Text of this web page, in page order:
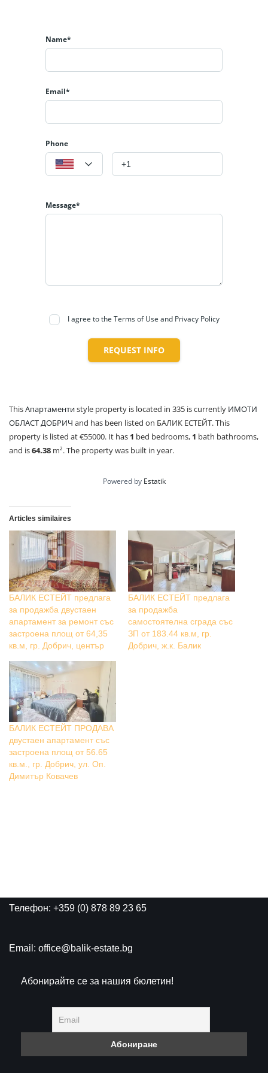
Name*
Email*
Phone
Message*
I agree to the Terms of Use and Privacy Policy
REQUEST INFO
ThisАпартаментиstyle property is located in 335 is currently ИМОТИ
ОБЛАСТ ДОБРИЧ and has been listed on БАЛИК ЕСТЕЙТ. This
property is listed at €55000. It has 1 bed bedrooms, 1 bath bathrooms,
and is64.38 m². The property was built in year.
Powered by Estatik
Articles similaires
БАЛИК ЕСТЕЙТ предлага
за продажба двустаен
апартамент за ремонт със
застроена площ от 64,35
кв.м, гр. Добрич, център
БАЛИК ЕСТЕЙТ предлага
за продажба
самостоятелна сграда със
ЗП от 183.44 кв.м, гр.
Добрич, ж.к. Балик
БАЛИК ЕСТЕЙТ ПРОДАВА
двустаен апартамент със
застроена площ от 56.65
кв.м., гр. Добрич, ул. Оп.
Димитър Ковачев
Телефон: +359 (0) 878 89 23 65
Email: office@balik-estate.bg
Абонирайте се за нашия бюлетин!